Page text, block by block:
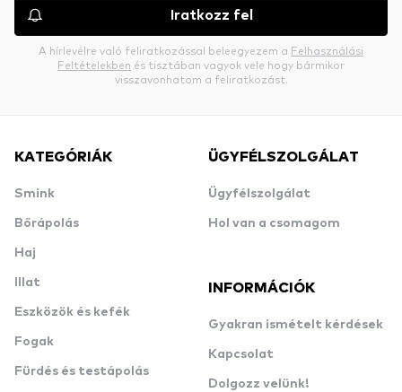
Iratkozz fel
A hírlevélre való feliratkozással beleegyezem a Felhasználási
Feltételekben és tisztában vagyok vele hogy bármikor
visszavonhatom a feliratkozást.
KATEGÓRIÁK
Smink
Bőrápolás
Haj
Illat
Eszközök és kefék
Fogak
Fürdés és testápolás
ÜGYFÉLSZOLGÁLAT
Ügyfélszolgálat
Hol van a csomagom
INFORMÁCIÓK
Gyakran ismételt kérdések
Kapcsolat
Dolgozz velünk!